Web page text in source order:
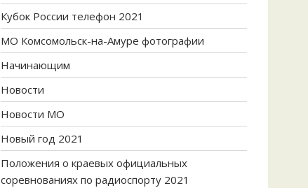
Кубок России телефон 2021
МО Комсомольск-на-Амуре фотографии
Начинающим
Новости
Новости МО
Новый год 2021
Положения о краевых официальных
соревнованиях по радиоспорту 2021